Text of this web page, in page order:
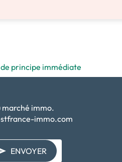
principe immédiate
marché immo.
immo.com
ENVOYER